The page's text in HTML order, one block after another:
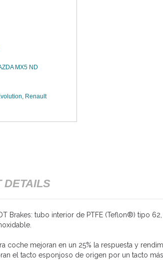
MX5 ND
Renault
DETAILS
Brakes: tubo interior de PTFE (Teflon®) tipo
coche mejoran en un 25% la respuesta y
el tacto esponjoso de origen por un tacto